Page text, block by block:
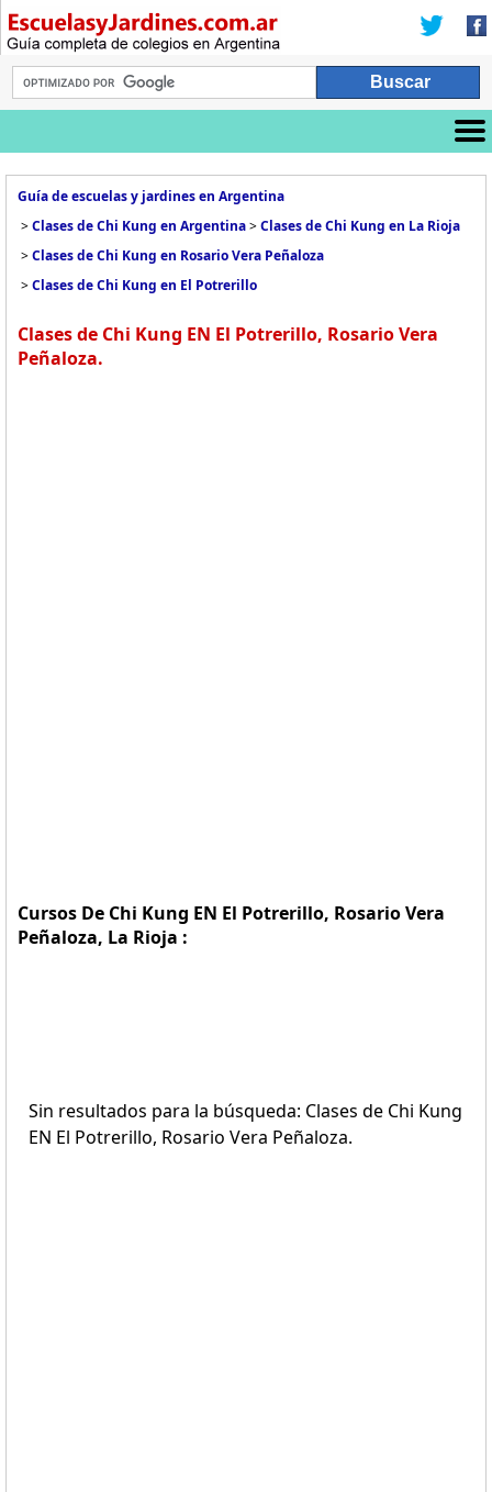
Guía de escuelas y jardines en Argentina
>Clases de Chi Kung en Argentina>Clases de Chi Kung en La Rioja
>Clases de Chi Kung en Rosario Vera Peñaloza
>Clases de Chi Kung en El Potrerillo
Clases de Chi Kung EN El Potrerillo, Rosario Vera
Peñaloza.
Cursos De Chi Kung EN El Potrerillo, Rosario Vera
Peñaloza, La Rioja :
Sin resultados para la búsqueda: Clases de Chi Kung
EN El Potrerillo, Rosario Vera Peñaloza.